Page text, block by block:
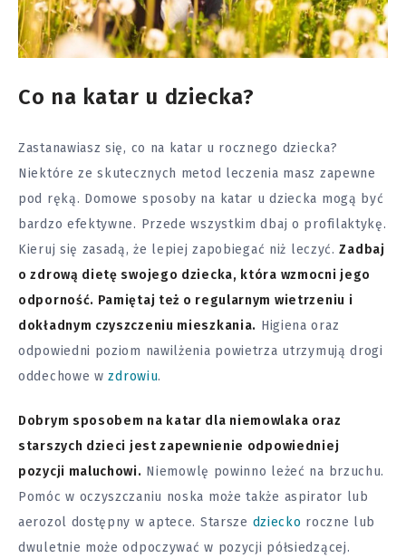
Co na katar u dziecka?
Zastanawiasz się, co na katar u rocznego dziecka?
Niektóre ze skutecznych metod leczenia masz zapewne
pod ręką. Domowe sposoby na katar u dziecka mogą być
bardzo efektywne. Przede wszystkim dbaj o profilaktykę.
Kieruj się zasadą, że lepiej zapobiegać niż leczyć.Zadbaj
o zdrową dietę swojego dziecka, która wzmocni jego
odporność. Pamiętaj też o regularnym wietrzeniu i
dokładnym czyszczeniu mieszkania. Higiena oraz
odpowiedni poziom nawilżenia powietrza utrzymują drogi
oddechowe wzdrowiu.
Dobrym sposobem na katar dla niemowlaka oraz
starszych dzieci jest zapewnienie odpowiedniej
pozycji maluchowi. Niemowlę powinno leżeć na brzuchu.
Pomóc w oczyszczaniu noska może także aspirator lub
aerozol dostępny w aptece. Starsze dziecko roczne lub
dwuletnie może odpoczywać w pozycji półsiedzącej.